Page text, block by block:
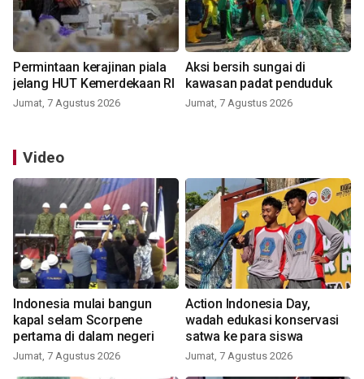
Permintaan kerajinan piala
jelang HUT Kemerdekaan RI
Jumat, 7 Agustus 2026
Aksi bersih sungai di
kawasan padat penduduk
Jumat, 7 Agustus 2026
Video
Indonesia mulai bangun
kapal selam Scorpene
pertama di dalam negeri
Jumat, 7 Agustus 2026
Action Indonesia Day,
wadah edukasi konservasi
satwa ke para siswa
Jumat, 7 Agustus 2026